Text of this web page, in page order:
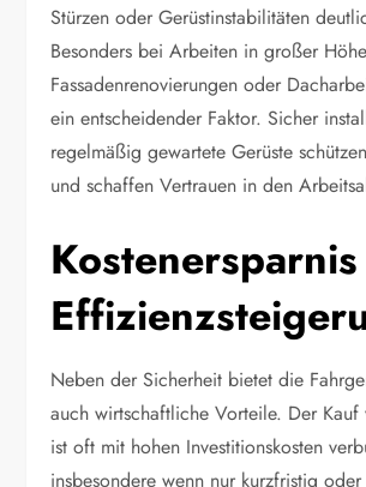
Stürzen oder Gerüstinstabilitäten
Besonders bei Arbeiten in großer
Fassadenrenovierungen oder
ein entscheidender Faktor. Sicher
regelmäßig gewartete Gerüste
und schaffen Vertrauen in den
Neben der Sicherheit bietet die
auch wirtschaftliche Vorteile. Der Kauf
ist oft mit hohen Investitionskosten
insbesondere wenn nur kurzfristig oder